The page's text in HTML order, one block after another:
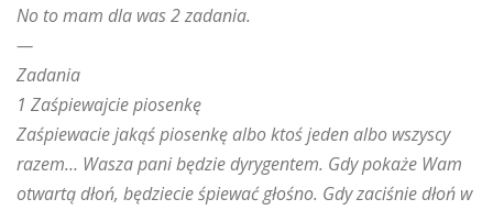
No to mam dla was 2 zadania.
—
Zadania
1 Zaśpiewajcie piosenkę
Zaśpiewacie jakąś piosenkę albo ktoś jeden albo wszyscy
razem… Wasza pani będzie dyrygentem. Gdy pokaże Wam
otwartą dłoń, będziecie śpiewać głośno. Gdy zaciśnie dłoń w